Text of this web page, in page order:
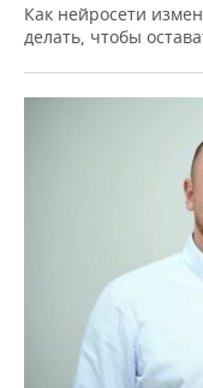
Как нейросети
делать, чтобы